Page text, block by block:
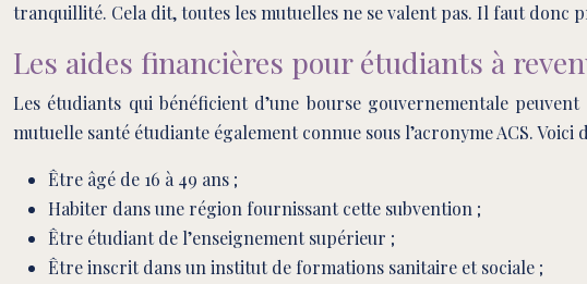
tranquillité. Cela dit, toutes les mutuelles ne se valent pas. Il faut donc
Les aides financières pour étudiants à
Les étudiants qui bénéficient d’une bourse gouvernementale
mutuelle santé étudiante également connue sous l’acronyme ACS.
Être âgé de 16 à 49 ans ;
Habiter dans une région fournissant cette subvention ;
Être étudiant de l’enseignement supérieur ;
Être inscrit dans un institut de formations sanitaire et sociale ;